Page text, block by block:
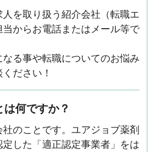
を取り扱う紹介会社（転職エ
からお電話またはメール等で
る事や転職についてのお悩み
ださい！
は何ですか？
のことです。ユアジョブ薬剤
した「適正認定事業者」をは